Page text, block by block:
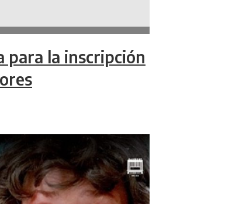
para la inscripción